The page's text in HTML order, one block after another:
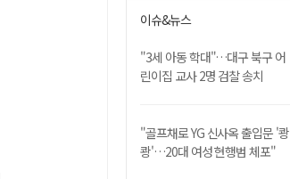
이슈&뉴스
"3세 아동 학대"…대구 북구 어
린이집 교사 2명 검찰 송치
"골프채로 YG 신사옥 출입문 '쾅
쾅'…20대 여성 현행범 체포"